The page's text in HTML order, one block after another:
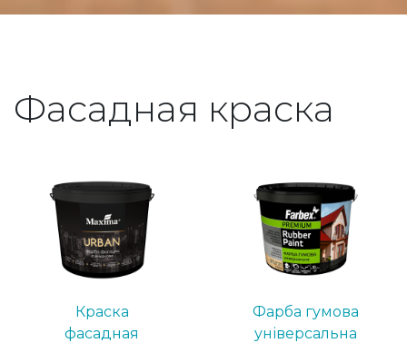
Фасадная краска
Краска
фасадная
Фарба гумова
універсальна